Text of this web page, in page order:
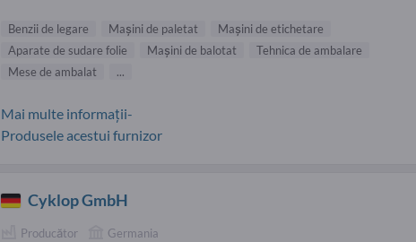
Benzii de legare Maşini de paletat
Maşini de etichetare
Aparate de sudare folie
Maşini de balotat
Tehnica de ambalare
Mese de ambalat
...
Mai multe informații-
Produsele acestui furnizor
Cyklop GmbH
Producător
Germania